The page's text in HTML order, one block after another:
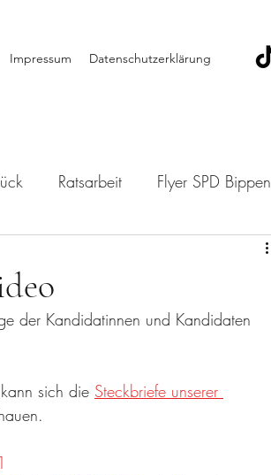
Impressum Datenschutzerklärung
Ratsarbeit Flyer SPD Bippen
der Kandidatinnen und Kandidaten
sich die Steckbriefe unserer